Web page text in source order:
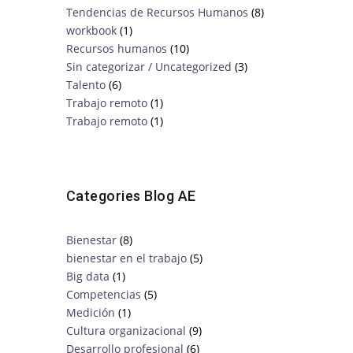
Tendencias de Recursos Humanos (8)
workbook(1)
Recursos humanos (10)
Sin categorizar / Uncategorized (3)
Talento(6)
Trabajo remoto(1)
Trabajo remoto(1)
Categories Blog AE
Bienestar(8)
bienestar en el trabajo(5)
Big data (1)
Competencias (5)
Medición (1)
Cultura organizacional (9)
Desarrollo profesional (6)